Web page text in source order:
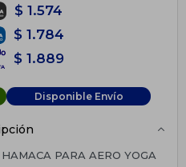
$ 1.574
$ 1.784
$ 1.889
Disponible Envío
PARA AERO YOGA